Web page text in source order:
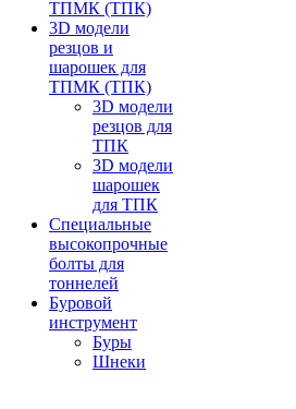
ТПМК (ТПК)
3D модели
резцов и
шарошек для
ТПМК (ТПК)
3D модели
резцов для
ТПК
3D модели
шарошек
для ТПК
Специальные
высокопрочные
болты для
тоннелей
Буровой
инструмент
Буры
Шнеки